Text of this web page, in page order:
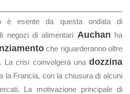
è esente da questa ondata di
negozi di alimentari Auchan ha
che riguarderanno oltre
La crisi coinvolgerà una dozzina
la Francia, con la chiusura di alcuni
La motivazione principale di